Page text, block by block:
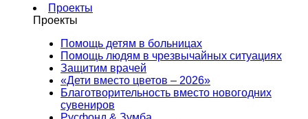
Проекты
Проекты
Помощь детям в больницах
Помощь людям в чрезвычайных ситуациях
Защитим врачей
«Дети вместо цветов – 2026»
Благотворительность вместо новогодних
сувениров